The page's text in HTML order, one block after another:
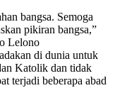
bangsa. Semoga
pikiran bangsa,”
Lelono
di dunia untuk
Katolik dan tidak
terjadi beberapa abad